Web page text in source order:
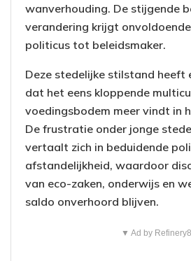
wanverhouding. De stijgende
verandering krijgt
politicus tot beleidsmaker.
Deze stedelijke stilstand heeft
dat het eens kloppende
voedingsbodem meer vindt in
De frustratie onder jonge
vertaalt zich in beduidende
afstandelijkheid, waardoor
van eco-zaken, onderwijs en
saldo onverhoord blijven.
▼ Ad by